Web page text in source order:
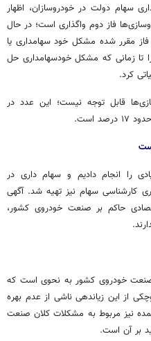
سهام دولت در خودروسازان، اظهار
فاز دوم واگذاری است؛ در حال
فاز مقرر شده مشکل خود سهامداری یا
تا زمانی که مشکلخودسهامداری حل
کرد.
قابل توجه نیست؛ این عدد در
را انجام دادیم و سهام داری در
کارشناسی سهام نیز تهیه شد. آگهی
حاکم بر صنعت خودروی کشور،
صنعت خودروی کشور به نحوی است که
از این زیاندهیناشی از عدم بهره
نیز مربوط به مشکلات کلان صنعت
بر آن است.